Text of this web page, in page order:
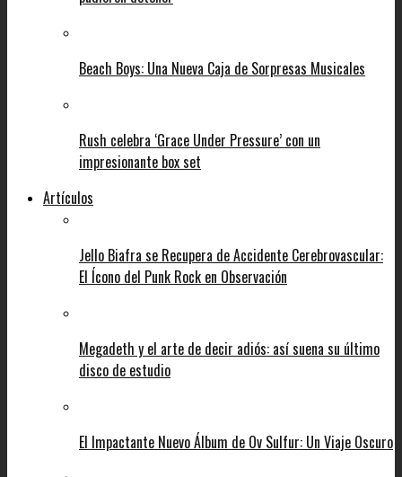
Beach Boys: Una Nueva Caja de Sorpresas Musicales
Rush celebra ‘Grace Under Pressure’ con un
impresionante box set
Artículos
Jello Biafra se Recupera de Accidente Cerebrovascular:
El Ícono del Punk Rock en Observación
Megadeth y el arte de decir adiós: así suena su último
disco de estudio
El Impactante Nuevo Álbum de Ov Sulfur: Un Viaje Oscuro